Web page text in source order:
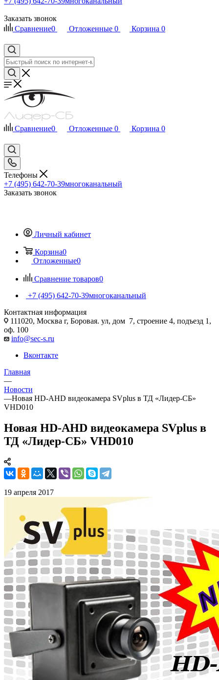
Заказать звонок
Сравнение0 Отложенные 0 Корзина 0
Сравнение0 Отложенные 0 Корзина 0
Телефоны
+7 (495) 642-70-39многоканальный
Заказать звонок
Личный кабинет
Корзина0
Отложенные0
Сравнение товаров0
+7 (495) 642-70-39многоканальный
Контактная информация
111020, Москва г, Боровая. ул, дом 7, строение 4, подъезд 1,
оф. 100
info@sec-s.ru
Вконтакте
Главная
—
Новости
—Новая HD-AHD видеокамера SVplus в ТД «Лидер-СБ»
VHD010
Новая HD-AHD видеокамера SVplus в
ТД «Лидер-СБ» VHD010
19 апреля 2017